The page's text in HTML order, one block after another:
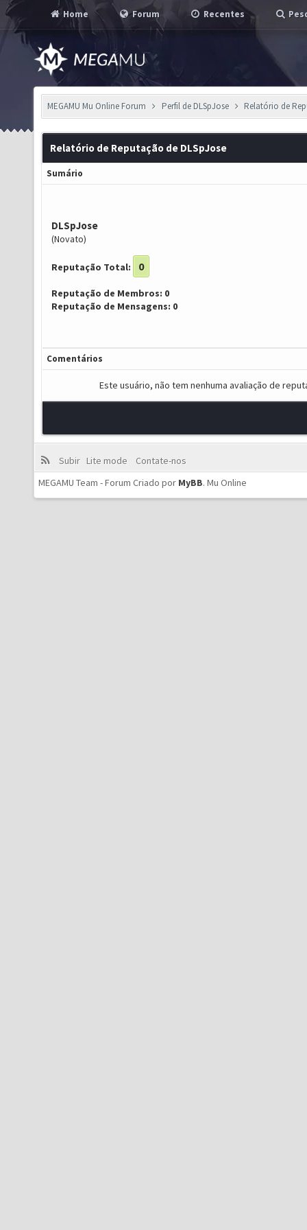
Home Forum Recentes
MEGAMU Mu Online Forum Perfil de DLSpJose Relatório de
Relatório de Reputação de DLSpJose
Sumário
DLSpJose
(Novato)
Reputação Total: 0
Reputação de Membros: 0
Reputação de Mensagens: 0
Comentários
Este usuário, não tem nenhuma avaliação de
Subir Lite mode
Contate-nos
MEGAMU Team - Forum Criado por MyBB. Mu Online